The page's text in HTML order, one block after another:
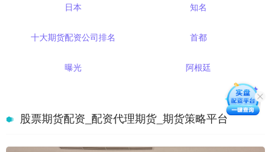
日本 知名
十大期货配资公司排名 首都
曝光 阿根廷
股票期货配资_配资代理期货_期货策略平台